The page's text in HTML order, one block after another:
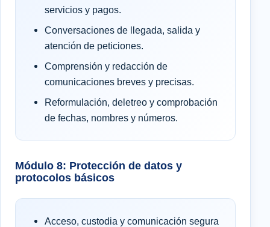
servicios y pagos.
Conversaciones de llegada, salida y
atención de peticiones.
Comprensión y redacción de
comunicaciones breves y precisas.
Reformulación, deletreo y comprobación
de fechas, nombres y números.
Módulo 8: Protección de datos y
protocolos básicos
Acceso, custodia y comunicación segura